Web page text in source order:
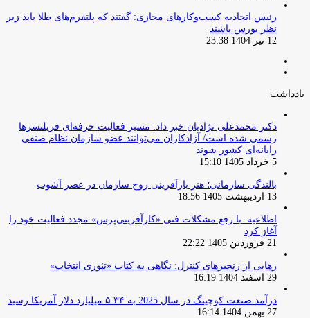
‏رئیس اتحادیه کسب‌وکارهای مجازی: گفتند که پلتفرم‌های طلا باید زیر
نظر بورس باشند
12 تیر 1404 23:38
یادداشت
دکتر محمدعلی نژادیان خبر داد: مسیر فعالیت حرفه‌ای فریلنسرها
رسمی شده است/ آزادکاران می‌توانند عضو سازمان نظام صنفی
رایانه‌ای کشور شوند
5 خرداد 1405 15:10
بالندگی سازمانی؛ هنر بازآفرینی روح سازمان در عصر آشوب
13 اردیبهشت 1405 18:56
اطلاعیه: با رفع مشکلات فنی «کارآفرینی‌پرس» مجدد فعالیت خود را
آغاز کرد
21 فروردین 1405 22:22
رهایی از زنجیرهای کنترل: نگاهی به کتاب «تئوری انتخاب»
29 اسفند 1404 16:19
درآمد صنعت کوچینگ در سال 2025 به ۵.۳۴ میلیارد دلار آمریکا رسید
27 بهمن 1404 16:14